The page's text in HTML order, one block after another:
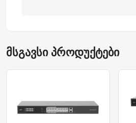
მსგავსი პროდუქტები